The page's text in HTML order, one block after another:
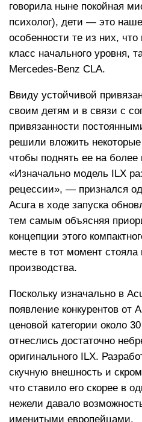
говорила ныне покойная
психолог), дети — это
особенности те из них,
класс начального уровня,
Mercedes-Benz CLA.
Ввиду устойчивой
своим детям и в связи с
привязанности
решили вложить
чтобы поднять ее на
«Изначально модель ILX
рецессии», — признался
Acura в ходе запуска
тем самым объясняя
концепции этого
месте в тот момент стояла
производства.
Поскольку изначально в
появление конкурентов от
ценовой категории около
отнеслись достаточно
оригинального ILX.
скучную внешность и
что ставило его скорее в
нежели давало
именитыми европейцами.